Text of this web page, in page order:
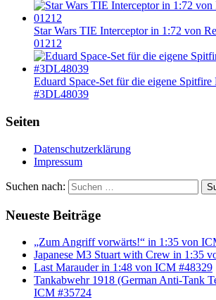
Star Wars TIE Interceptor in 1:72 von
01212
Eduard Space-Set für die eigene
#3DL48039
Seiten
Datenschutzerklärung
Impressum
Suchen nach:
Neueste Beiträge
„Zum Angriff vorwärts!“ in 1:35 von
Japanese M3 Stuart with Crew in 1:35
Last Marauder in 1:48 von ICM #48329
Tankabwehr 1918 (German Anti-Tank
ICM #35724